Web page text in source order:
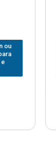
login ou
se para
e